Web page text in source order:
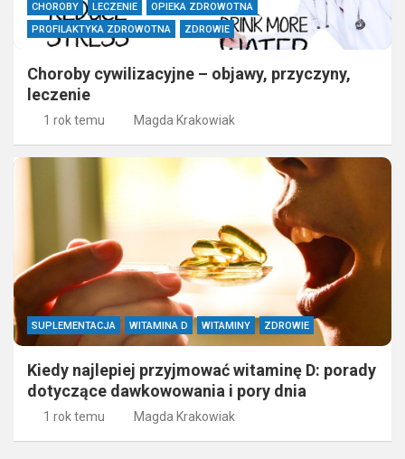
CHOROBY LECZENIE
OPIEKA ZDROWOTNA
PROFILAKTYKA ZDROWOTNA
ZDROWIE
Choroby cywilizacyjne – objawy, przyczyny,
leczenie
1 rok temu Magda Krakowiak
SUPLEMENTACJA WITAMINA D WITAMINY ZDROWIE
Kiedy najlepiej przyjmować witaminę D: porady
dotyczące dawkowowania i pory dnia
1 rok temu Magda Krakowiak